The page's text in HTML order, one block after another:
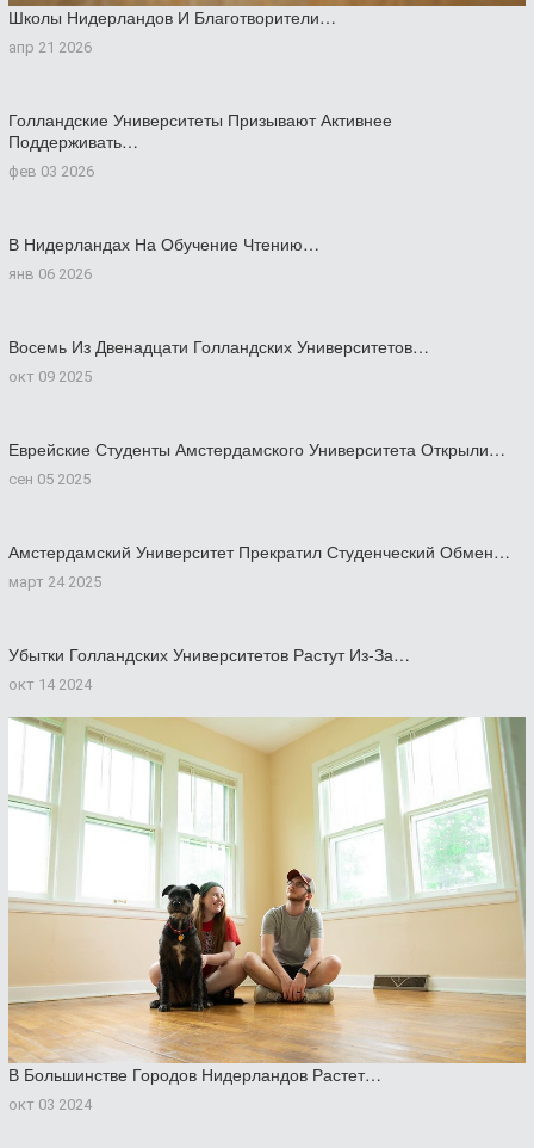
Школы Нидерландов И Благотворители…
апр 21 2026
Голландские Университеты Призывают Активнее
Поддерживать…
фев 03 2026
В Нидерландах На Обучение Чтению…
янв 06 2026
Восемь Из Двенадцати Голландских Университетов…
окт 09 2025
Еврейские Студенты Амстердамского Университета Открыли…
сен 05 2025
Амстердамский Университет Прекратил Студенческий Обмен…
март 24 2025
Убытки Голландских Университетов Растут Из-За…
окт 14 2024
В Большинстве Городов Нидерландов Растет…
окт 03 2024